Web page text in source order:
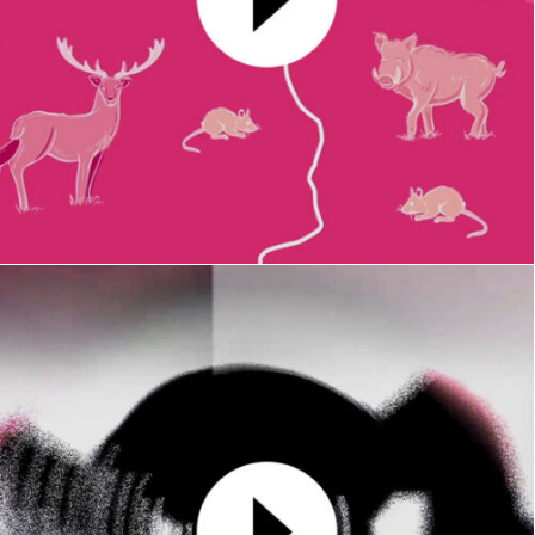
Client : Alienor
MOTION DESIGN